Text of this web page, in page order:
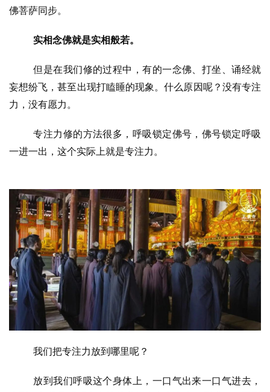
佛菩萨同步。
实相念佛就是实相般若。
但是在我们修的过程中，有的一念佛、打坐、诵经就
妄想纷飞，甚至出现打瞌睡的现象。什么原因呢？没有专注
力，没有愿力。
专注力修的方法很多，呼吸锁定佛号，佛号锁定呼吸
一进一出，这个实际上就是专注力。
我们把专注力放到哪里呢？
放到我们呼吸这个身体上，一口气出来一口气进去，